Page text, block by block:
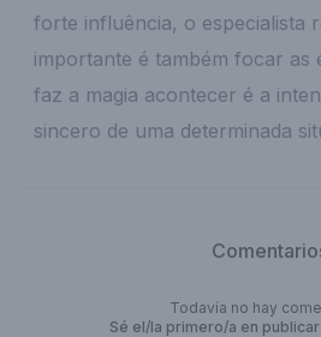
forte influência, o especialista
importante é também focar as
faz a magia acontecer é a
sincero de uma determinada
Todavía no hay
Sé el/la primero/a en